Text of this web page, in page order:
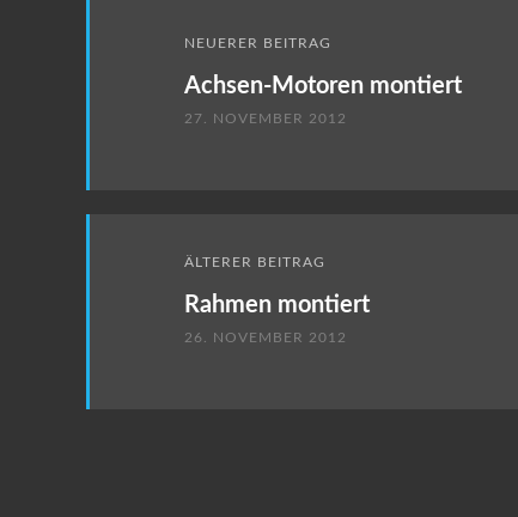
NEUERER BEITRAG
Achsen-Motoren montiert
27. NOVEMBER 2012
ÄLTERER BEITRAG
Rahmen montiert
26. NOVEMBER 2012